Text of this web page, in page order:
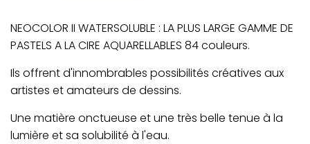
NEOCOLOR II WATERSOLUBLE : LA PLUS LARGE GAMME DE
PASTELS A LA CIRE AQUARELLABLES 84 couleurs.
Ils offrent d'innombrables possibilités créatives aux
artistes et amateurs de dessins.
Une matière onctueuse et une très belle tenue à la
lumière et sa solubilité à l'eau.